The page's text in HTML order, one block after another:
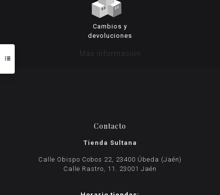
Cambios y
devoluciones
Más información
Contacto
Tienda Sultana
Calle Obispo Cobos 22, 23400 Úbeda (Jaén)
Calle Rastro, 11. 23001 Jaén